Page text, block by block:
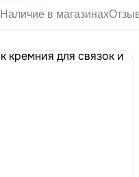
Наличие в магазинах